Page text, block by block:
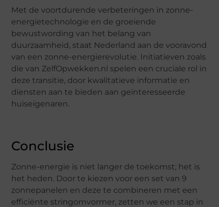
Met de voortdurende verbeteringen in zonne-
energietechnologie en de groeiende
bewustwording van het belang van
duurzaamheid, staat Nederland aan de vooravond
van een zonne-energierevolutie. Initiatieven zoals
die van ZelfOpwekken.nl spelen een cruciale rol in
deze transitie, door kwalitatieve informatie en
diensten aan te bieden aan geïnteresseerde
huiseigenaren.
Conclusie
Zonne-energie is niet langer de toekomst; het is
het heden. Door te kiezen voor een set van 9
zonnepanelen en deze te combineren met een
efficiënte stringomvormer, zetten we een stap in